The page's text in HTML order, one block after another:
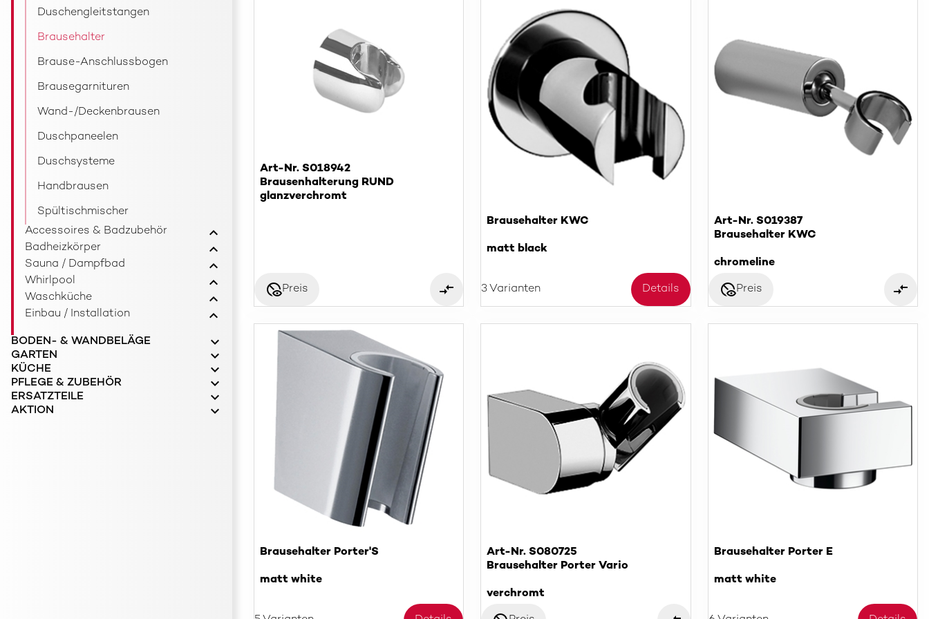
Duschengleitstangen
Brausehalter
Brause-Anschlussbogen
Brausegarnituren
Wand-/Deckenbrausen
Duschpaneelen
Duschsysteme
Handbrausen
Spültischmischer
Accessoires & Badzubehör
Badheizkörper
Sauna / Dampfbad
Whirlpool
Waschküche
Einbau / Installation
BODEN- & WANDBELÄGE
GARTEN
KÜCHE
PFLEGE & ZUBEHÖR
ERSATZTEILE
AKTION
Art-Nr. S018942
Brausenhalterung RUND
glanzverchromt
disabled_visiblePreis
Brausehalter KWC
matt black
3 Varianten Details
Art-Nr. S019387
Brausehalter KWC
chromeline
disabled_visiblePreis
Brausehalter Porter'S
matt white
Art-Nr. S080725
Brausehalter Porter Vario
verchromt
Brausehalter Porter E
matt white